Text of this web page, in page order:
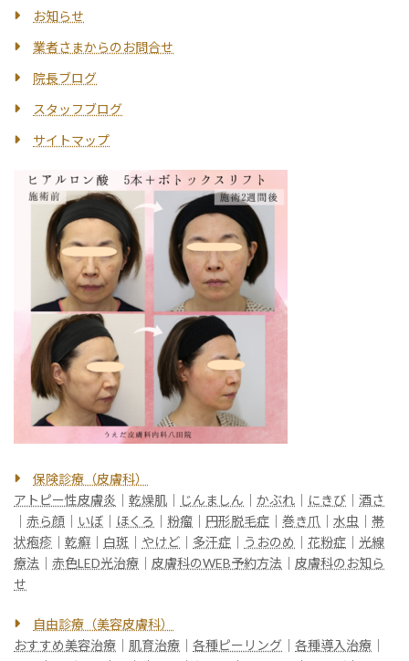
お知らせ
業者さまからのお問合せ
院長ブログ
スタッフブログ
サイトマップ
保険診療（皮膚科）
アトピー性皮膚炎
乾燥肌 じんましん かぶれ にきび
酒さ
赤ら顔 いぼ ほくろ 粉瘤 円形脱毛症 巻き爪 水虫
帯
状疱疹
乾癬 白斑 やけど 多汗症 うおのめ 花粉症
光線
療法
赤色LED光治療 皮膚科のWEB予約方法
皮膚科のお知ら
せ
自由診療（美容皮膚科）
おすすめ美容治療
肌育治療 各種ピーリング 各種導入治療